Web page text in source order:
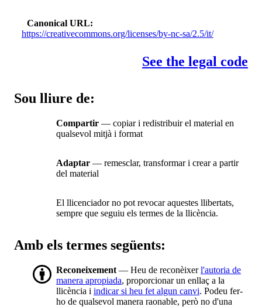
Canonical URL
https://creativecommons.org/licenses/by-nc-sa/2.5/it/
See the legal code
Sou lliure de:
Compartir — copiar i redistribuir el material en
qualsevol mitjà i format
Adaptar — remesclar, transformar i crear a partir
del material
El llicenciador no pot revocar aquestes llibertats,
sempre que seguiu els termes de la llicència.
Amb els termes següents:
Reconeixement — Heu de reconèixerl'autoria de
manera apropiada, proporcionar un enllaç a la
llicència i indicar si heu fet algun canvi. Podeu fer-
ho de qualsevol manera raonable, però no d'una